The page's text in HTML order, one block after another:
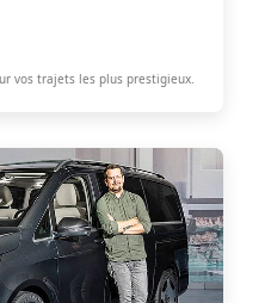
vos trajets les plus prestigieux.